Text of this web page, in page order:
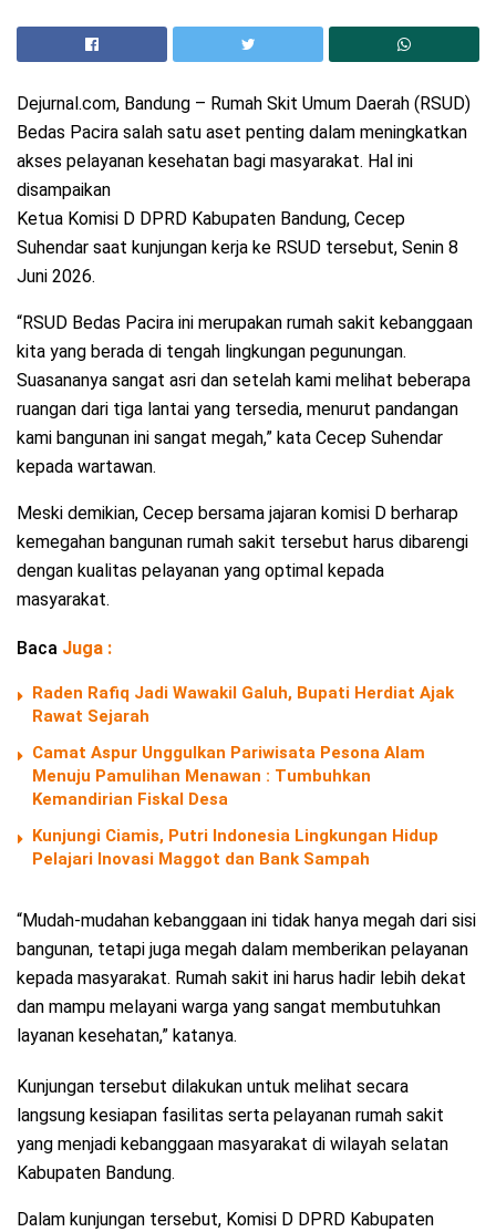
Dejurnal.com, Bandung – Rumah Skit Umum Daerah (RSUD)
Bedas Pacira salah satu aset penting dalam meningkatkan
akses pelayanan kesehatan bagi masyarakat. Hal ini
disampaikan
Ketua Komisi D DPRD Kabupaten Bandung, Cecep
Suhendar saat kunjungan kerja ke RSUD tersebut, Senin 8
Juni 2026.
“RSUD Bedas Pacira ini merupakan rumah sakit kebanggaan
kita yang berada di tengah lingkungan pegunungan.
Suasananya sangat asri dan setelah kami melihat beberapa
ruangan dari tiga lantai yang tersedia, menurut pandangan
kami bangunan ini sangat megah,” kata Cecep Suhendar
kepada wartawan.
Meski demikian, Cecep bersama jajaran komisi D berharap
kemegahan bangunan rumah sakit tersebut harus dibarengi
dengan kualitas pelayanan yang optimal kepada
masyarakat.
Baca Juga :
Raden Rafiq Jadi Wawakil Galuh, Bupati Herdiat Ajak
Rawat Sejarah
Camat Aspur Unggulkan Pariwisata Pesona Alam
Menuju Pamulihan Menawan : Tumbuhkan
Kemandirian Fiskal Desa
Kunjungi Ciamis, Putri Indonesia Lingkungan Hidup
Pelajari Inovasi Maggot dan Bank Sampah
“Mudah-mudahan kebanggaan ini tidak hanya megah dari sisi
bangunan, tetapi juga megah dalam memberikan pelayanan
kepada masyarakat. Rumah sakit ini harus hadir lebih dekat
dan mampu melayani warga yang sangat membutuhkan
layanan kesehatan,” katanya.
Kunjungan tersebut dilakukan untuk melihat secara
langsung kesiapan fasilitas serta pelayanan rumah sakit
yang menjadi kebanggaan masyarakat di wilayah selatan
Kabupaten Bandung.
Dalam kunjungan tersebut, Komisi D DPRD Kabupaten